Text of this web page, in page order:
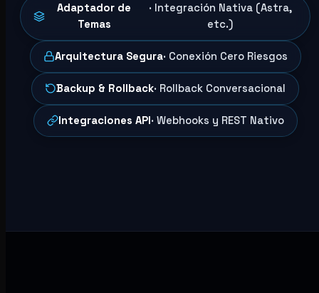
Adaptador de
Temas
· Integración Nativa (Astra,
etc.)
Arquitectura Segura· Conexión Cero Riesgos
Backup & Rollback· Rollback Conversacional
Integraciones API· Webhooks y REST Nativo